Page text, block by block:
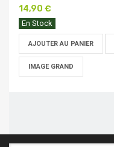
14,90 €
En Stock
AJOUTER AU PANIER
IMAGE GRAND